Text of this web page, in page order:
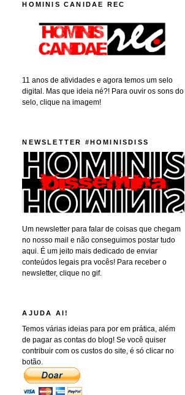
HOMINIS CANIDAE REC
11 anos de atividades e agora temos um selo
digital. Mas que ideia né?! Para ouvir os sons do
selo, clique na imagem!
NEWSLETTER #HOMINISDISS
Um newsletter para falar de coisas que chegam
no nosso mail e não conseguimos postar tudo
aqui. É um jeito mais dedicado de enviar
conteúdos legais pra vocês! Para receber o
newsletter, clique no gif.
AJUDA AI!
Temos várias ideias para por em prática, além
de pagar as contas do blog! Se você quiser
contribuir com os custos do site, é só clicar no
botão.